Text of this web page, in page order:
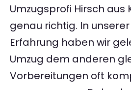
Umzugsprofi Hirsch aus
genau richtig. In
Erfahrung haben wir
Umzug dem anderen
Vorbereitungen oft